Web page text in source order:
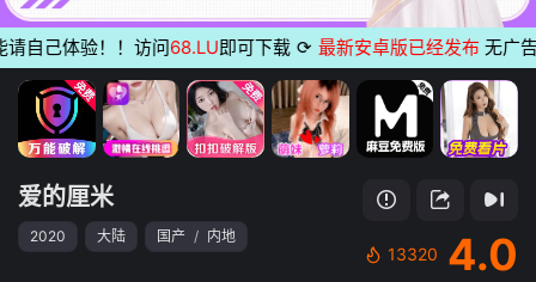
体验！！访问 68.LU即可下载 ⟳ 最新安卓版已经发布无广告 支持
爱的厘米
2020 大陆 国产 / 内地
13320 4.0